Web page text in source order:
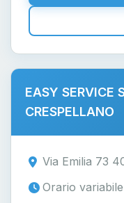
EASY SERVICE
CRESPELLANO
Via Emilia 73
Orario variabile